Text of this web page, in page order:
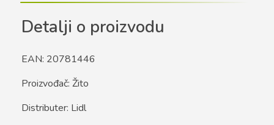
Detalji o proizvodu
EAN: 20781446
Proizvođač: Žito
Distributer: Lidl